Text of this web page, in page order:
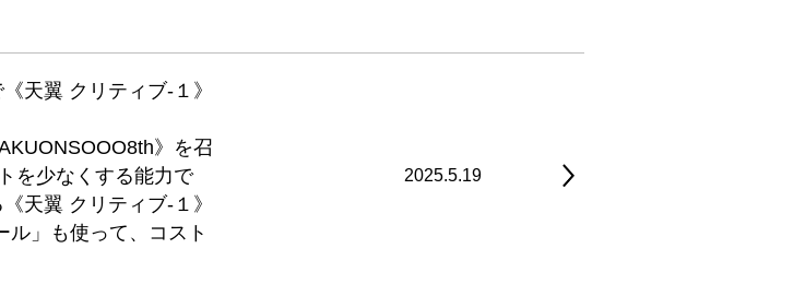
天翼 クリティブ-１》
》を召
を少なくする能力で
天翼 クリティブ-１》
ル」も使って、コスト
2025.5.19